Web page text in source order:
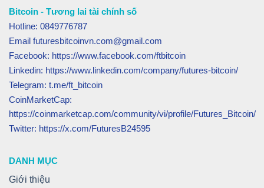
Bitcoin - Tương lai tài chính số
Hotline: 0849776787
Email futuresbitcoinvn.com@gmail.com
Facebook: https://www.facebook.com/ftbitcoin
Linkedin: https://www.linkedin.com/company/futures-bitcoin/
Telegram: t.me/ft_bitcoin
CoinMarketCap:
https://coinmarketcap.com/community/vi/profile/Futures_Bitcoin/
Twitter: https://x.com/FuturesB24595
DANH MỤC
Giới thiệu